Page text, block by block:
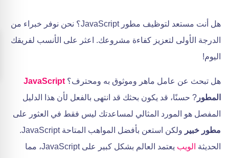
هل أنت مستعد لتوظيف مطور JavaScript؟ نحن نوفر خبراء من
الدرجة الأولى لتعزيز كفاءة مشروعك. اعثر على الأنسب لفريقك
اليوم!
هل تبحث عن عامل ماهر وموثوق به ومحترف؟ JavaScript
المطور ? حسنًا، قد يكون بحثك قد انتهى بالفعل لأن هذا الدليل
المفصل هو المورد المثالي لمساعدتك ليس فقط في العثور على
مطور خبير
ولكن استعن بأفضل المواهب المتاحة JavaScript.
الحديثة الويب
يعتمد العالم بشكل كبير على JavaScript، مما